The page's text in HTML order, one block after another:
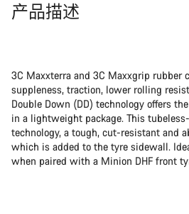
产品描述
3C Maxxterra and 3C Maxxgrip rubber
suppleness, traction, lower rolling
Double Down (DD) technology offers
in a lightweight package. This
technology, a tough, cut-resistant and
which is added to the tyre sidewall.
when paired with a Minion DHF front